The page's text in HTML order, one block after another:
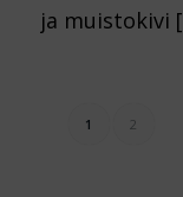
ja muistokivi
1 2